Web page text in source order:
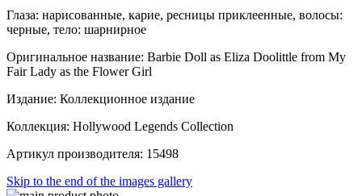
Глаза: нарисованные, карие, ресницы приклеенные, волосы:
черные, тело: шарнирное
Оригинальное название: Barbie Doll as Eliza Doolittle from My
Fair Lady as the Flower Girl
Издание: Коллекционное издание
Коллекция: Hollywood Legends Collection
Артикул производителя: 15498
Skip to the end of the images gallery